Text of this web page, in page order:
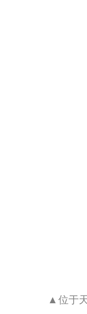
▲位于